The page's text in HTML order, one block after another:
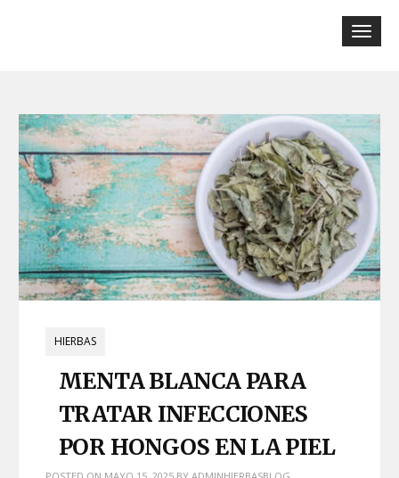
HIERBAS
MENTA BLANCA PARA
TRATAR INFECCIONES
POR HONGOS EN LA PIEL